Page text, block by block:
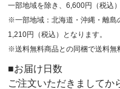
一部地域を除き、6,600円（税込
※一部地域：北海道・沖縄・離島
1,210円（税込）となります。
※送料無料商品との同梱で送料無
■お届け日数
ご注文いただきましてか